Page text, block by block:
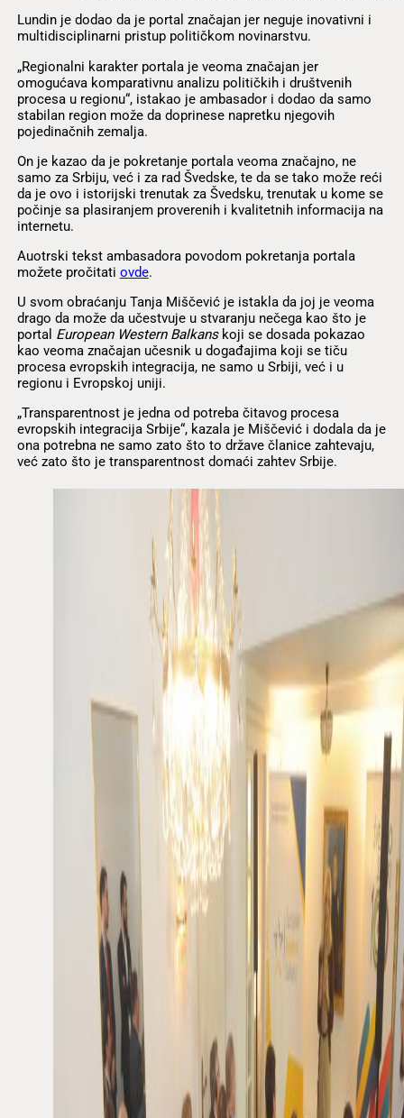
Lundin je dodao da je portal značajan jer neguje inovativni i
multidisciplinarni pristup političkom novinarstvu.
„Regionalni karakter portala je veoma značajan jer
omogućava komparativnu analizu političkih i društvenih
procesa u regionu“, istakao je ambasador i dodao da samo
stabilan region može da doprinese napretku njegovih
pojedinačnih zemalja.
On je kazao da je pokretanje portala veoma značajno, ne
samo za Srbiju, već i za rad Švedske, te da se tako može reći
da je ovo i istorijski trenutak za Švedsku, trenutak u kome se
počinje sa plasiranjem proverenih i kvalitetnih informacija na
internetu.
Auotrski tekst ambasadora povodom pokretanja portala
možete pročitati ovde.
U svom obraćanju Tanja Miščević je istakla da joj je veoma
drago da može da učestvuje u stvaranju nečega kao što je
portal European Western Balkanskoji se dosada pokazao
kao veoma značajan učesnik u događajima koji se tiču
procesa evropskih integracija, ne samo u Srbiji, već i u
regionu i Evropskoj uniji.
„Transparentnost je jedna od potreba čitavog procesa
evropskih integracija Srbije“, kazala je Miščević i dodala da je
ona potrebna ne samo zato što to države članice zahtevaju,
već zato što je transparentnost domaći zahtev Srbije.